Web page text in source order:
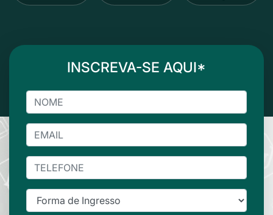
INSCREVA-SE AQUI*